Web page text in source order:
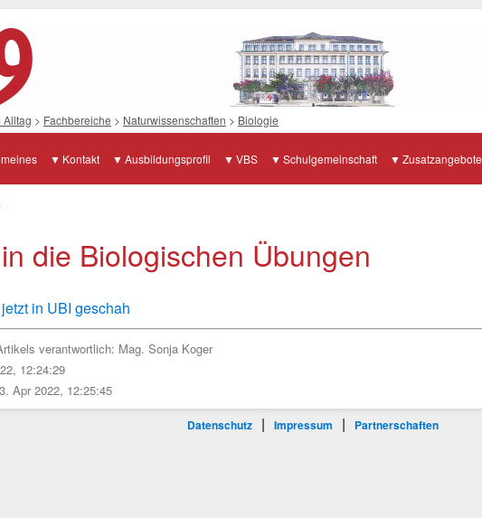
Alltag > Fachbereiche > Naturwissenschaften > Biologie
Kontakt Ausbildungsprofil VBS Schulgemeinschaft Zusatzangebote
die Biologischen Übungen
in UBI geschah
verantwortlich: Mag. Sonja Koger
12:24:29
Apr 2022, 12:25:45
Datenschutz | Impressum | Partnerschaften